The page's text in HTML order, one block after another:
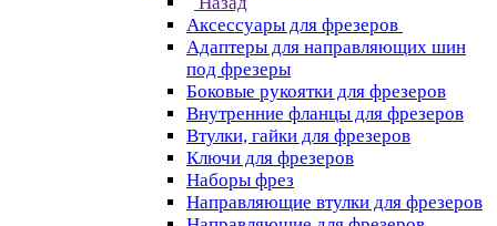
Аксессуары для фрезеров
Адаптеры для направляющих шин
под фрезеры
Боковые рукоятки для фрезеров
Внутренние фланцы для фрезеров
Втулки, гайки для фрезеров
Ключи для фрезеров
Наборы фрез
Направляющие втулки для фрезеров